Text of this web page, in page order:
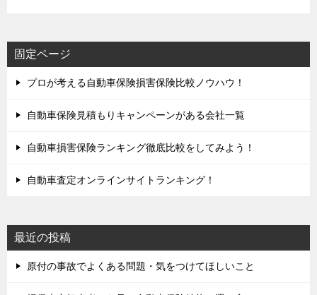
固定ページ
プロが考える自動車保険損害保険比較ノウハウ！
自動車保険見積もりキャンペーンがある会社一覧
自動車損害保険ランキング徹底比較をしてみよう！
自動車査定オンラインサイトランキング！
最近の投稿
原付の事故でよくある問題・気をつけてほしいこと